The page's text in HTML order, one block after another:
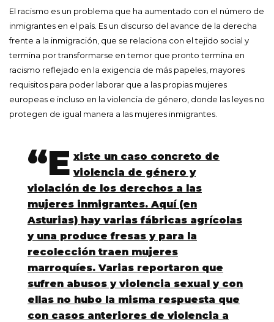
El racismo es un problema que ha aumentado con el número de
inmigrantes en el país. Es un discurso del avance de la derecha
frente a la inmigración, que se relaciona con el tejido social y
termina por transformarse en temor que pronto termina en
racismo reflejado en la exigencia de más papeles, mayores
requisitos para poder laborar que a las propias mujeres
europeas e incluso en la violencia de género, donde las leyes no
protegen de igual manera a las mujeres inmigrantes.
“E xiste un caso concreto de
violencia de género y
violación de los derechos a las
mujeres inmigrantes. Aquí (en
Asturias) hay varias fábricas agrícolas
y una produce fresas y para la
recolección traen mujeres
marroquíes. Varias reportaron que
sufren abusos y violencia sexual y con
ellas no hubo la misma respuesta que
con casos anteriores de violencia a